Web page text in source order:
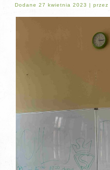
Dodane 27 kwietnia 2023 |przez